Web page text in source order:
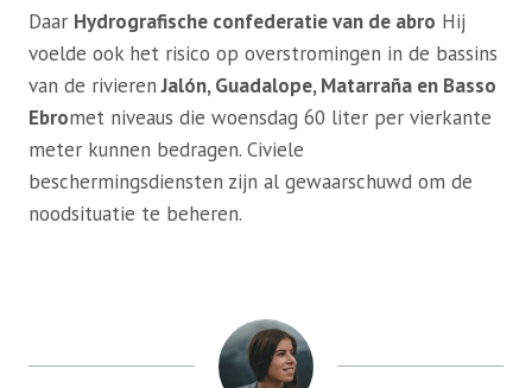
Daar Hydrografische confederatie van de abro Hij
voelde ook het risico op overstromingen in de bassins
van de rivierenJalón, Guadalope, Matarraña en Basso
Ebromet niveaus die woensdag 60 liter per vierkante
meter kunnen bedragen. Civiele
beschermingsdiensten zijn al gewaarschuwd om de
noodsituatie te beheren.